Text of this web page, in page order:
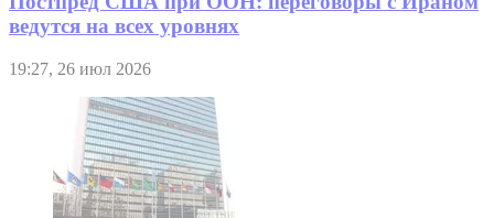
ведутся на всех уровнях
19:27, 26 июл 2026